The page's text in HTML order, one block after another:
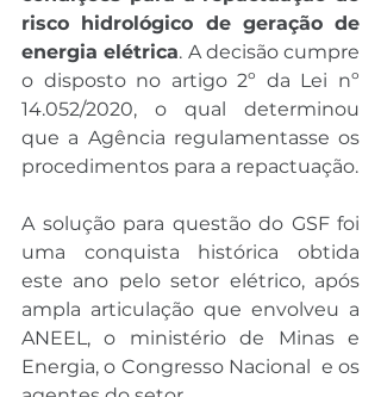
risco hidrológico de geração de
energia elétrica. A decisão cumpre
o disposto no artigo 2º da Lei nº
14.052/2020, o qual determinou
que a Agência regulamentasse os
procedimentos para a repactuação.
A solução para questão do GSF foi
uma conquista histórica obtida
este ano pelo setor elétrico, após
ampla articulação que envolveu a
ANEEL, o ministério de Minas e
Energia, o Congresso Nacional  e os